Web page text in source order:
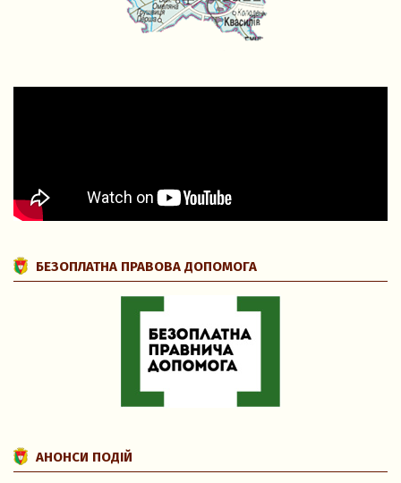
БЕЗОПЛАТНА ПРАВОВА ДОПОМОГА
АНОНСИ ПОДІЙ